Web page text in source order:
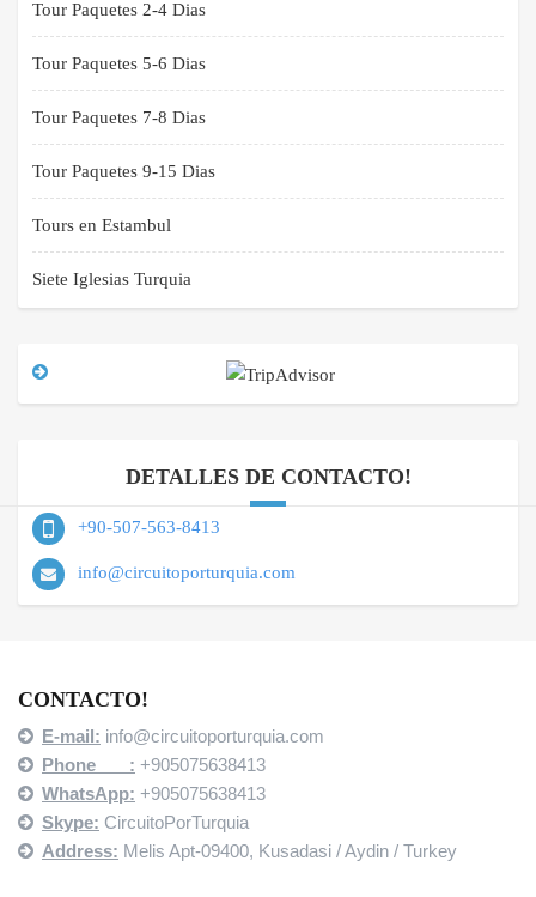
Tour Paquetes 2-4 Dias
Tour Paquetes 5-6 Dias
Tour Paquetes 7-8 Dias
Tour Paquetes 9-15 Dias
Tours en Estambul
Siete Iglesias Turquia
DETALLES DE CONTACTO!
+90-507-563-8413
info@circuitoporturquia.com
CONTACTO!
E-mail: info@circuitoporturquia.com
Phone : +905075638413
WhatsApp: +905075638413
Skype: CircuitoPorTurquia
Address: Melis Apt-09400, Kusadasi / Aydin / Turkey